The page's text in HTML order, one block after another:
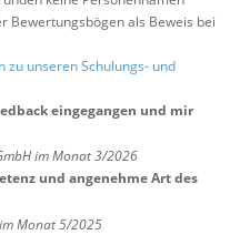
Bewertungsbögen als Beweis bei
unseren Schulungs- und
eingegangen und mir
im Monat 3/2026
und angenehme Art des
im Monat 5/2025